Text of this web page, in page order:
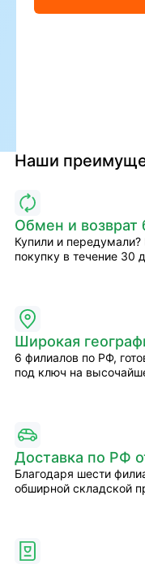
Наши
Обмен и возврат
Купили и
покупку в течение 30
Широкая
6 филиалов по РФ,
под ключ на
Доставка по РФ
Благодаря шести
обширной складской